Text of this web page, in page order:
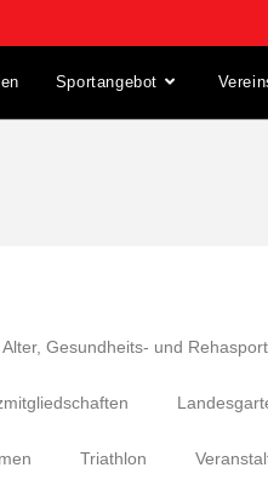
Sportangebot
Gesundheits- und Rehasport
Triathlon